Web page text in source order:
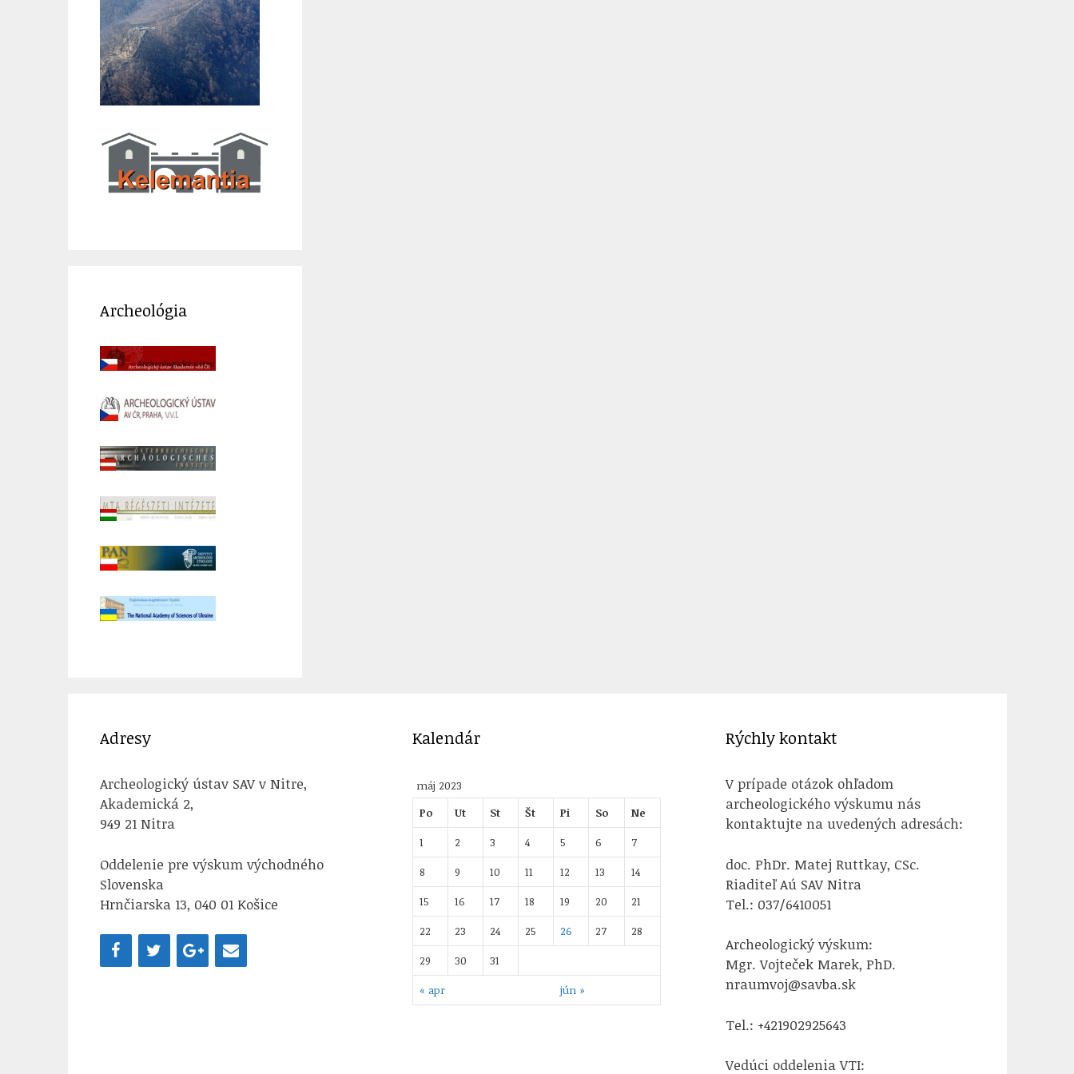
Archeológia
Adresy
Archeologický ústav SAV v Nitre,
Akademická 2,
949 21 Nitra
Oddelenie pre výskum východného
Slovenska
Hrnčiarska 13, 040 01 Košice
Kalendár
máj 2023
Po
Ut St Št Pi So Ne
« apr jún »
1 2 3 4 5 6
7
8
9 10 11 12 13
14
15
16 17 18 19 20
21
22
23 24 25 26 27
28
29
30 31
Rýchly kontakt
V prípade otázok ohľadom
archeologického výskumu nás
kontaktujte na uvedených adresách:
doc. PhDr. Matej Ruttkay, CSc.
Riaditeľ Aú SAV Nitra
Tel.: 037/6410051
Archeologický výskum:
Mgr. Vojteček Marek, PhD.
nraumvoj@savba.sk
Tel.: +421902925643
Vedúci oddelenia VTI: